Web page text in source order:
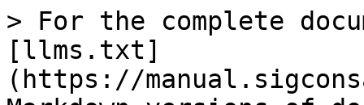
> For the complete
[llms.txt]
(https://